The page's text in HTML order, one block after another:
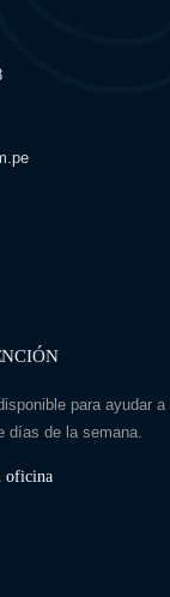
para ayudar a
días de la semana.
oficina